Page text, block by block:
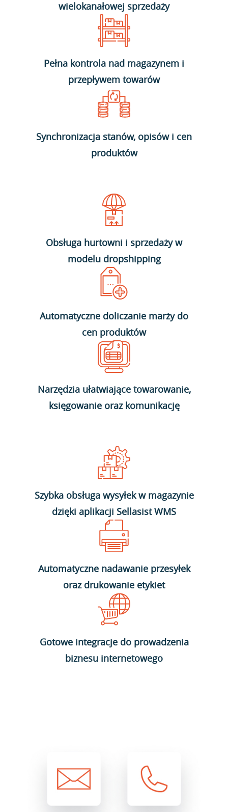
wielokanałowej sprzedaży
Pełna kontrola nad magazynem i
przepływem towarów
Synchronizacja stanów, opisów i cen
produktów
Obsługa hurtowni i sprzedaży w
modelu dropshipping
Automatyczne doliczanie marży do
cen produktów
Narzędzia ułatwiające towarowanie,
księgowanie oraz komunikację
Szybka obsługa wysyłek w magazynie
dzięki aplikacji Sellasist WMS
Automatyczne nadawanie przesyłek
oraz drukowanie etykiet
Gotowe integracje do prowadzenia
biznesu internetowego